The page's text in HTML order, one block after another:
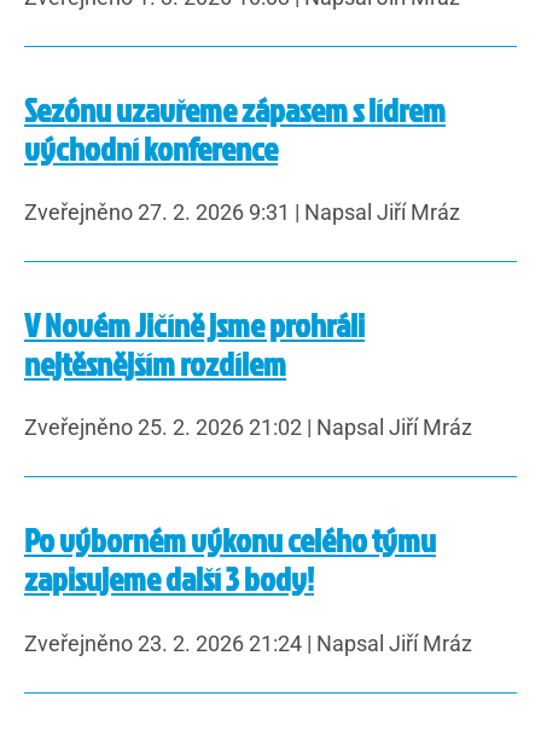
Sezónu uzavřeme zápasem s lídrem
východní konference
Zveřejněno 27. 2. 2026 9:31 | Napsal Jiří Mráz
V Novém Jičíně jsme prohráli
nejtěsnějším rozdílem
Zveřejněno 25. 2. 2026 21:02 | Napsal Jiří Mráz
Po výborném výkonu celého týmu
zapisujeme další 3 body!
Zveřejněno 23. 2. 2026 21:24 | Napsal Jiří Mráz